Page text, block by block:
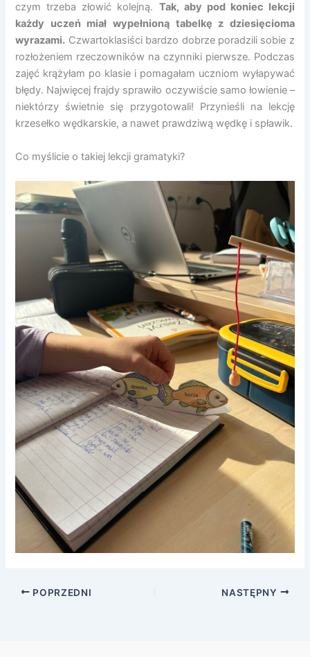
czym trzeba złowić kolejną. Tak, aby pod koniec lekcji
każdy uczeń miał wypełnioną tabelkę z dziesięcioma
wyrazami. Czwartoklasiści bardzo dobrze poradzili sobie z
rozłożeniem rzeczowników na czynniki pierwsze. Podczas
zajęć krążyłam po klasie i pomagałam uczniom wyłapywać
błędy. Najwięcej frajdy sprawiło oczywiście samo łowienie –
niektórzy świetnie się przygotowali! Przynieśli na lekcję
krzesełko wędkarskie, a nawet prawdziwą wędkę i spławik.
Co myślicie o takiej lekcji gramatyki?
POPRZEDNI NASTĘPNY